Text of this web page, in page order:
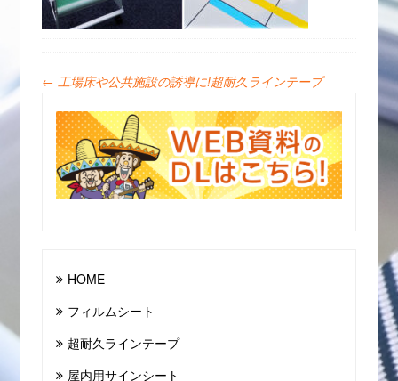
← 工場床や公共施設の誘導に!超耐久ラインテープ
HOME
フィルムシート
超耐久ラインテープ
屋内用サインシート